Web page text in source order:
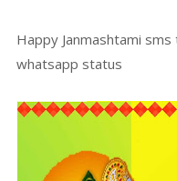
Happy Janmashtami
whatsapp status